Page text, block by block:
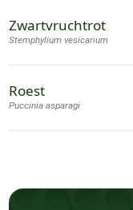
Zwartvruchtrot
Stemphylium vesicarium
Roest
Puccinia asparagi